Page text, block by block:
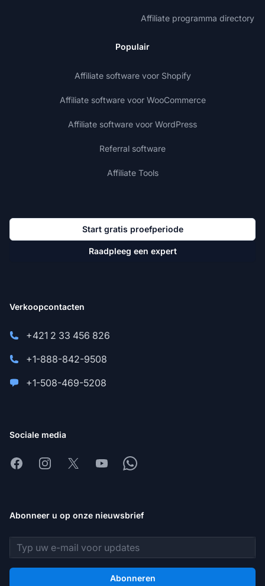
Affiliate programma directory
Populair
Affiliate software voor Shopify
Affiliate software voor WooCommerce
Affiliate software voor WordPress
Referral software
Affiliate Tools
Start gratis proefperiode
Raadpleeg een expert
Verkoopcontacten
+421 2 33 456 826
+1-888-842-9508
+1-508-469-5208
Sociale media
FacebookInstagram
X YoutubeWhatsapp
Abonneer u op onze nieuwsbrief
E-mailadres
Abonneren